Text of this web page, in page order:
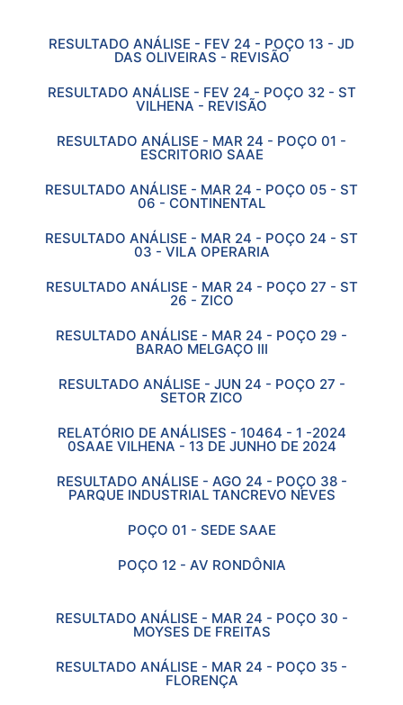
RESULTADO ANÁLISE - FEV 24 - POÇO 13 - JD
DAS OLIVEIRAS - REVISÃO
RESULTADO ANÁLISE - FEV 24 - POÇO 32 - ST
VILHENA - REVISÃO
RESULTADO ANÁLISE - MAR 24 - POÇO 01 -
ESCRITORIO SAAE
RESULTADO ANÁLISE - MAR 24 - POÇO 05 - ST
06 - CONTINENTAL
RESULTADO ANÁLISE - MAR 24 - POÇO 24 - ST
03 - VILA OPERARIA
RESULTADO ANÁLISE - MAR 24 - POÇO 27 - ST
26 - ZICO
RESULTADO ANÁLISE - MAR 24 - POÇO 29 -
BARAO MELGAÇO III
RESULTADO ANÁLISE - JUN 24 - POÇO 27 -
SETOR ZICO
RELATÓRIO DE ANÁLISES - 10464 - 1 -2024
0SAAE VILHENA - 13 DE JUNHO DE 2024
RESULTADO ANÁLISE - AGO 24 - POÇO 38 -
PARQUE INDUSTRIAL TANCREVO NEVES
POÇO 01 - SEDE SAAE
POÇO 12 - AV RONDÔNIA
RESULTADO ANÁLISE - MAR 24 - POÇO 30 -
MOYSES DE FREITAS
RESULTADO ANÁLISE - MAR 24 - POÇO 35 -
FLORENÇA